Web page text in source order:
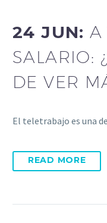
24 JUN:A
SALARIO:
DE VER
El teletrabajo es una
READ MORE